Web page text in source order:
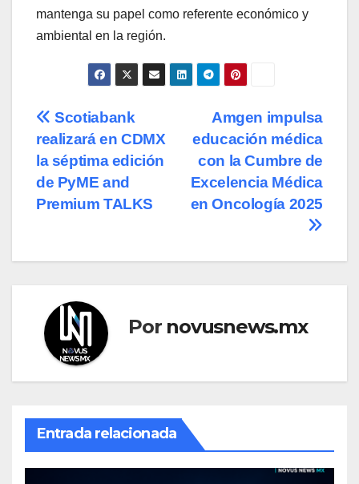
mantenga su papel como referente económico y
ambiental en la región.
Navegación
de
entradas
Amgen impulsa
educación médica
con la Cumbre de
Excelencia Médica
en Oncología 2025
Scotiabank
realizará en CDMX
la séptima edición
de PyME and
Premium TALKS
Por novusnews.mx
Entrada relacionada